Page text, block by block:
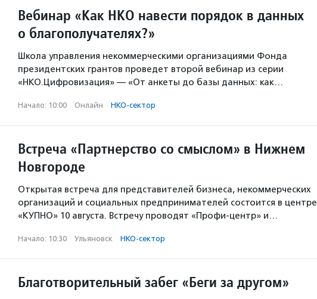
Вебинар «Как НКО навести порядок в данных
о благополучателях?»
Школа управления некоммерческими организациями Фонда
президентских грантов проведет второй вебинар из серии
«НКО.Цифровизация» — «От анкеты до базы данных: как…
Начало: 10:00 · Онлайн · НКО-сектор
Встреча «Партнерство со смыслом» в Нижнем
Новгороде
Открытая встреча для представителей бизнеса, некоммерческих
организаций и социальных предпринимателей состоится в центре
«КУПНО» 10 августа. Встречу проводят «Профи-центр» и…
Начало: 10:30 · Ульяновск · НКО-сектор
Благотворительный забег «Беги за другом»